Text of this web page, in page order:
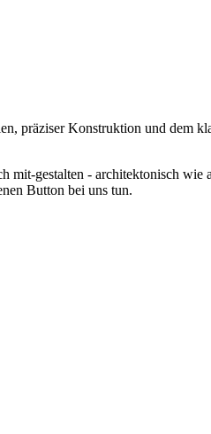
präziser Konstruktion und dem
mit-gestalten - architektonisch
Button bei uns tun.